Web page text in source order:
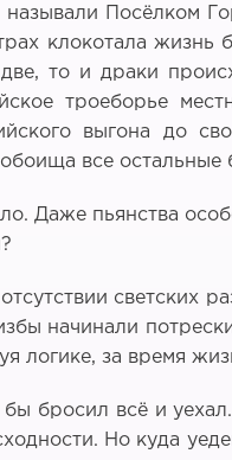
Посёлком
клокотала
то и драки
троеборье
выгона до
все остальные
Даже пьянства
светских
начинали
логике, за время
бросил всё и
Но куда